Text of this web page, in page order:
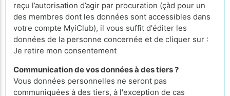
reçu l’autorisation d’agir par procuration (çàd pour un
des membres dont les données sont accessibles dans
votre compte MyiClub), il vous suffit d'éditer les
données de la personne concernée et de cliquer sur :
Je retire mon consentement
Communication de vos données à des tiers ?
Vous données personnelles ne seront pas
communiquées à des tiers, à l'exception de cas